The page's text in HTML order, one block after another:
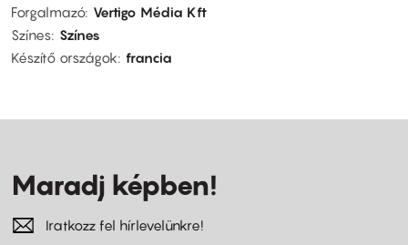
Forgalmazó Vertigo Média Kft
Színes Színes
Készítő országok francia
Maradj képben!
Iratkozz fel hírlevelünkre!